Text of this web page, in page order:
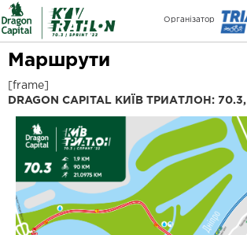
Організатор
Маршрути
[frame]
DRAGON CAPITAL КИЇВ ТРИАТЛОН: 70.3,